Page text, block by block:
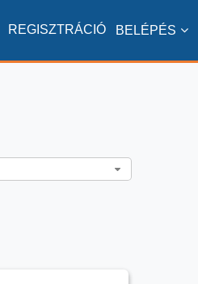
BELÉPÉS
REGISZTRÁCIÓ